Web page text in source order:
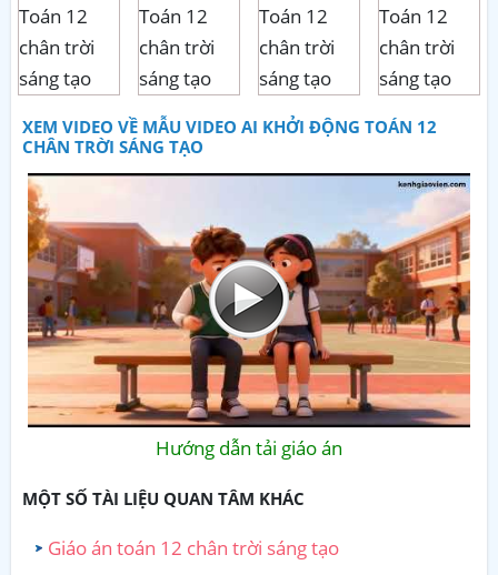
XEM VIDEO VỀ MẪU VIDEO AI KHỞI ĐỘNG TOÁN 12
CHÂN TRỜI SÁNG TẠO
Hướng dẫn tải giáo án
MỘT SỐ TÀI LIỆU QUAN TÂM KHÁC
Giáo án toán 12 chân trời sáng tạo